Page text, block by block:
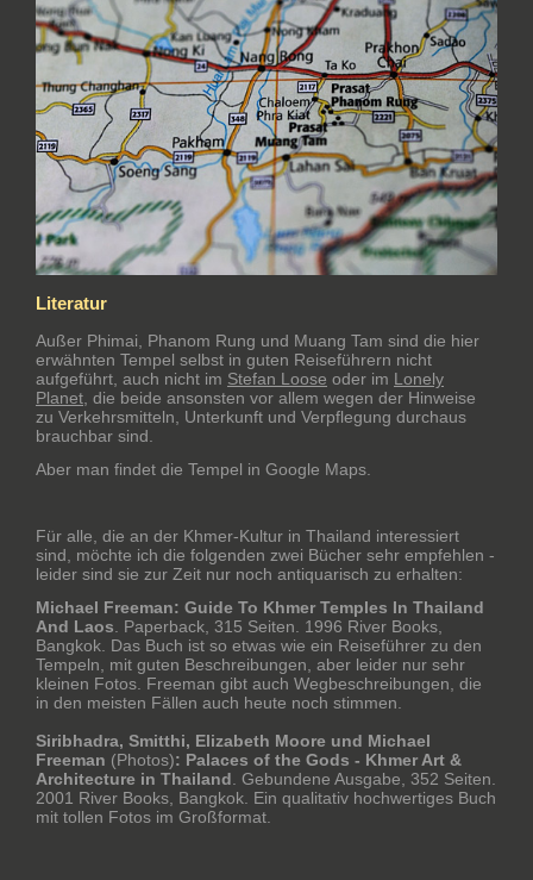
Literatur
Außer Phimai, Phanom Rung und Muang Tam sind die hier
erwähnten Tempel selbst in guten Reiseführern nicht
aufgeführt, auch nicht im Stefan Loose oder im Lonely
Planet, die beide ansonsten vor allem wegen der Hinweise
zu Verkehrsmitteln, Unterkunft und Verpflegung durchaus
brauchbar sind.
Aber man findet die Tempel in Google Maps.
Für alle, die an der Khmer-Kultur in Thailand interessiert
sind, möchte ich die folgenden zwei Bücher sehr empfehlen -
leider sind sie zur Zeit nur noch antiquarisch zu erhalten:
Michael Freeman: Guide To Khmer Temples In Thailand
And Laos. Paperback, 315 Seiten. 1996 River Books,
Bangkok. Das Buch ist so etwas wie ein Reiseführer zu den
Tempeln, mit guten Beschreibungen, aber leider nur sehr
kleinen Fotos. Freeman gibt auch Wegbeschreibungen, die
in den meisten Fällen auch heute noch stimmen.
Siribhadra, Smitthi, Elizabeth Moore und Michael
Freeman (Photos): Palaces of the Gods - Khmer Art &
Architecture in Thailand. Gebundene Ausgabe, 352 Seiten.
2001 River Books, Bangkok. Ein qualitativ hochwertiges Buch
mit tollen Fotos im Großformat.